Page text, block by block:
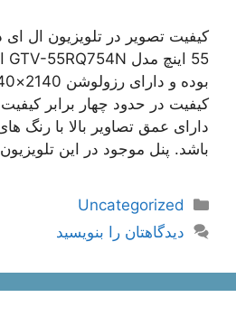
کیفیت تصویر در تلويزيون ال
دارای عمق تصاویر بالا با رنگ
باشد. پنل موجود در این
دسته‌ها
Uncategorized
دیدگاهتان را بنویسید